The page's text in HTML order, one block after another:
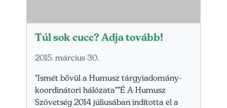
Túl sok cucc? Adja tovább!
2015. március 30.
"Ismét bővül a Humusz tárgyiadomány-
koordinátori hálózata""É A Humusz
Szövetség 2014 júliusában indította el a